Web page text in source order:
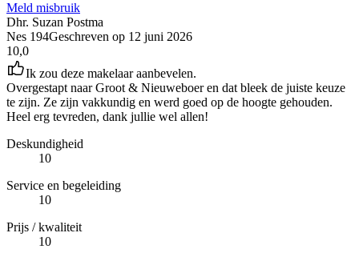
Meld misbruik
Dhr. Suzan Postma
Nes 194Geschreven op 12 juni 2026
10,0
Ik zou deze makelaar aanbevelen.
Overgestapt naar Groot & Nieuweboer en dat bleek de juiste keuze
te zijn. Ze zijn vakkundig en werd goed op de hoogte gehouden.
Heel erg tevreden, dank jullie wel allen!
Deskundigheid
10
Service en begeleiding
10
Prijs / kwaliteit
10